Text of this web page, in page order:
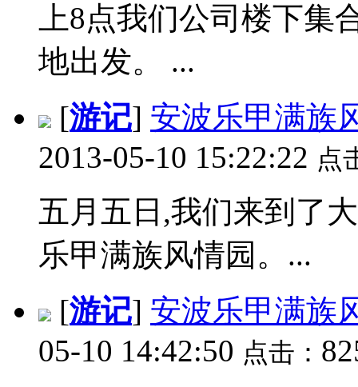
上8点我们公司楼下集
地出发。 ...
[游记] 安波乐甲满族
2013-05-10 15:22:22 点
五月五日,我们来到了
乐甲满族风情园。...
[游记] 安波乐甲满族
05-10 14:42:50 点击：